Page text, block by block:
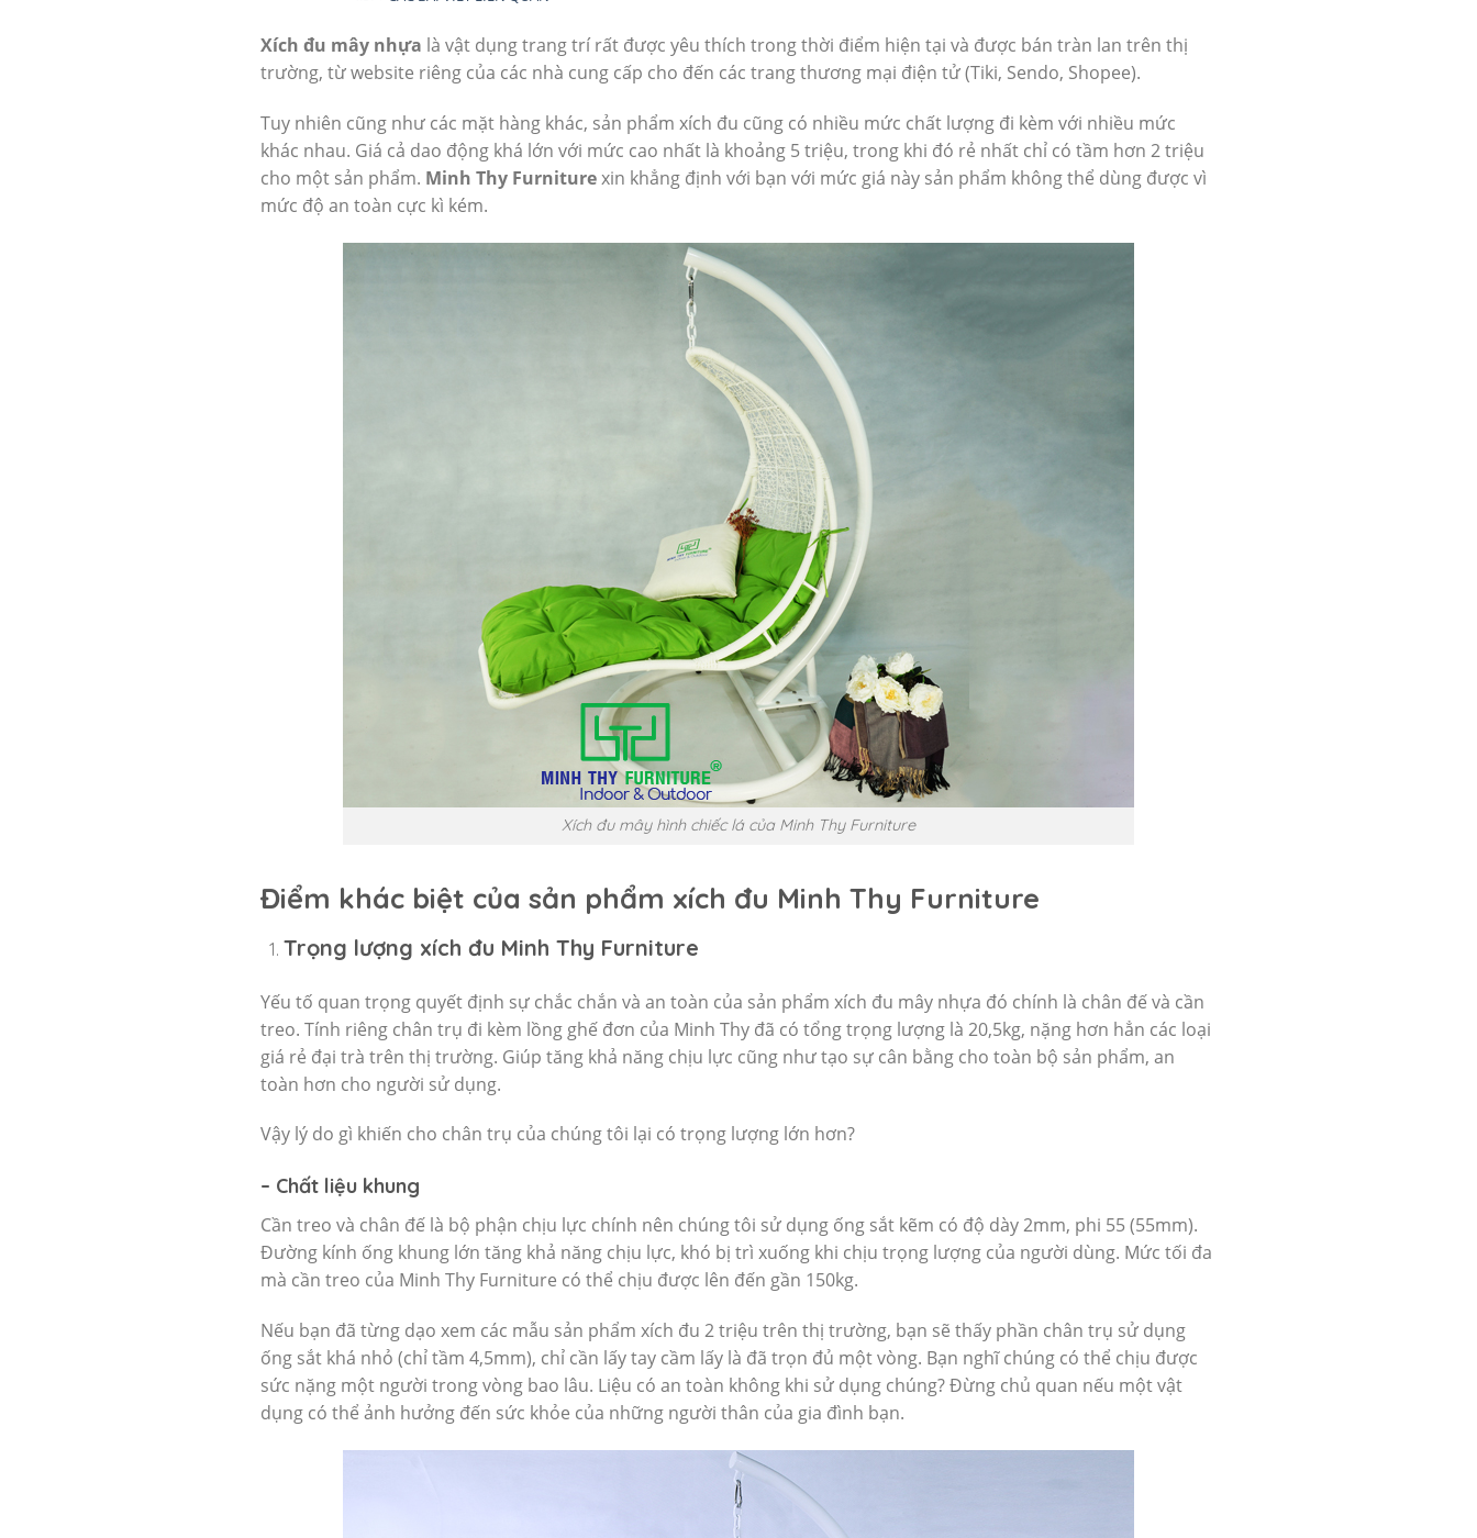
Xích đu mây nhựa là vật dụng trang trí rất được yêu thích trong thời điểm hiện tại và được bán tràn lan trên thị
trường, từ website riêng của các nhà cung cấp cho đến các trang thương mại điện tử (Tiki, Sendo, Shopee).
Tuy nhiên cũng như các mặt hàng khác, sản phẩm xích đu cũng có nhiều mức chất lượng đi kèm với nhiều mức
khác nhau. Giá cả dao động khá lớn với mức cao nhất là khoảng 5 triệu, trong khi đó rẻ nhất chỉ có tầm hơn 2 triệu
cho một sản phẩm. Minh Thy Furniturexin khẳng định với bạn với mức giá này sản phẩm không thể dùng được vì
mức độ an toàn cực kì kém.
Xích đu mây hình chiếc lá của Minh Thy Furniture
Điểm khác biệt của sản phẩm xích đu Minh Thy Furniture
Trọng lượng xích đu Minh Thy Furniture
Yếu tố quan trọng quyết định sự chắc chắn và an toàn của sản phẩm xích đu mây nhựa đó chính là chân đế và cần
treo. Tính riêng chân trụ đi kèm lồng ghế đơn của Minh Thy đã có tổng trọng lượng là 20,5kg, nặng hơn hẳn các loại
giá rẻ đại trà trên thị trường. Giúp tăng khả năng chịu lực cũng như tạo sự cân bằng cho toàn bộ sản phẩm, an
toàn hơn cho người sử dụng.
Vậy lý do gì khiến cho chân trụ của chúng tôi lại có trọng lượng lớn hơn?
– Chất liệu khung
Cần treo và chân đế là bộ phận chịu lực chính nên chúng tôi sử dụng ống sắt kẽm có độ dày 2mm, phi 55 (55mm).
Đường kính ống khung lớn tăng khả năng chịu lực, khó bị trì xuống khi chịu trọng lượng của người dùng. Mức tối đa
mà cần treo của Minh Thy Furniture có thể chịu được lên đến gần 150kg.
Nếu bạn đã từng dạo xem các mẫu sản phẩm xích đu 2 triệu trên thị trường, bạn sẽ thấy phần chân trụ sử dụng
ống sắt khá nhỏ (chỉ tầm 4,5mm), chỉ cần lấy tay cầm lấy là đã trọn đủ một vòng. Bạn nghĩ chúng có thể chịu được
sức nặng một người trong vòng bao lâu. Liệu có an toàn không khi sử dụng chúng? Đừng chủ quan nếu một vật
dụng có thể ảnh hưởng đến sức khỏe của những người thân của gia đình bạn.